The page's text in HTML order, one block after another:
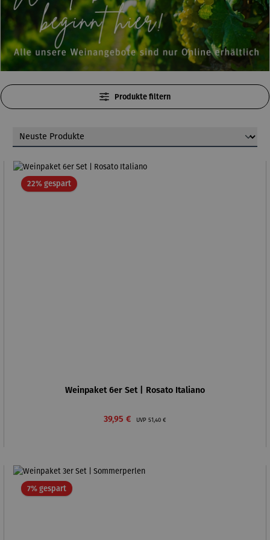
Produkte filtern
22% gespartRabatt
Weinpaket 6er Set | Rosato Italiano
Verkaufspreis:
39,95 € UVP Regulärer Preis:
51,40 €
7% gespartRabatt